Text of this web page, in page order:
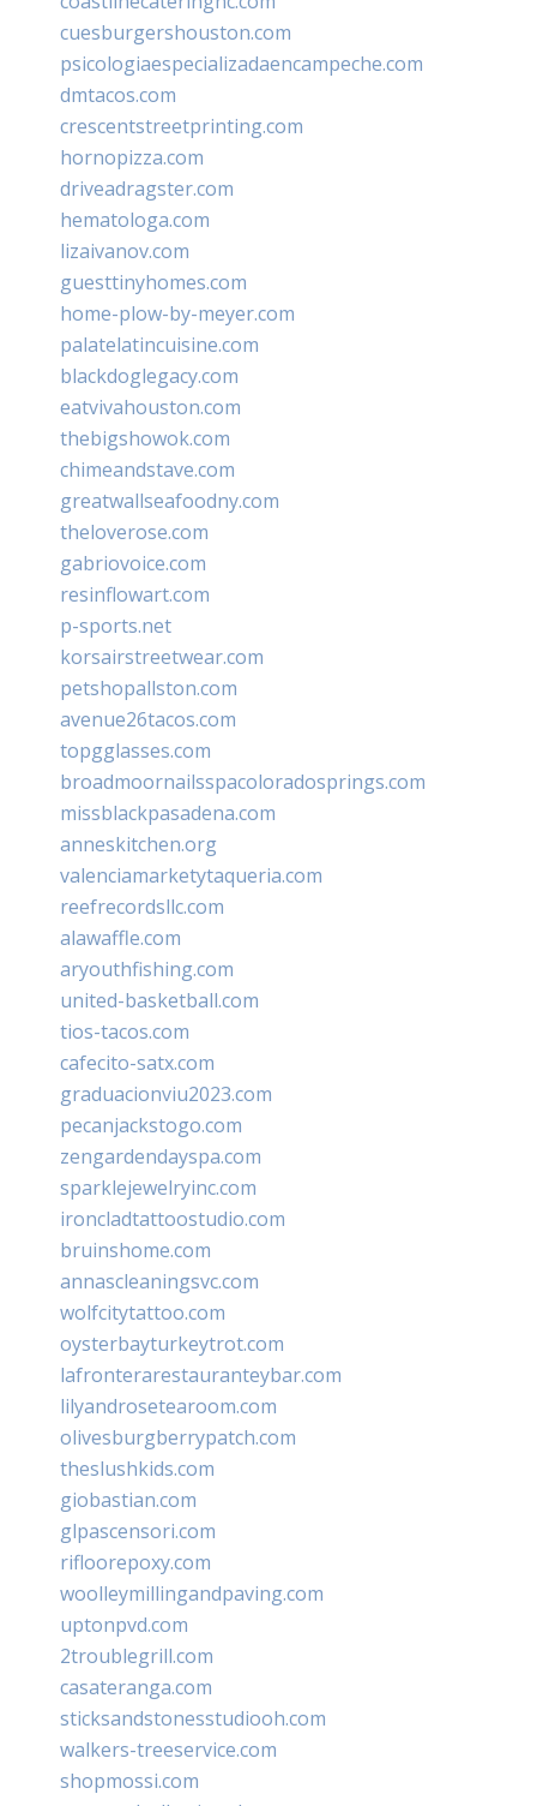
cuesburgershouston.com
psicologiaespecializadaencampeche.com
dmtacos.com
crescentstreetprinting.com
hornopizza.com
driveadragster.com
hematologa.com
lizaivanov.com
guesttinyhomes.com
home-plow-by-meyer.com
palatelatincuisine.com
blackdoglegacy.com
eatvivahouston.com
thebigshowok.com
chimeandstave.com
greatwallseafoodny.com
theloverose.com
gabriovoice.com
resinflowart.com
p-sports.net
korsairstreetwear.com
petshopallston.com
avenue26tacos.com
topgglasses.com
broadmoornailsspacoloradosprings.com
missblackpasadena.com
anneskitchen.org
valenciamarketytaqueria.com
reefrecordsllc.com
alawaffle.com
aryouthfishing.com
united-basketball.com
tios-tacos.com
cafecito-satx.com
graduacionviu2023.com
pecanjackstogo.com
zengardendayspa.com
sparklejewelryinc.com
ironcladtattoostudio.com
bruinshome.com
annascleaningsvc.com
wolfcitytattoo.com
oysterbayturkeytrot.com
lafronterarestauranteybar.com
lilyandrosetearoom.com
olivesburgberrypatch.com
theslushkids.com
giobastian.com
glpascensori.com
rifloorepoxy.com
woolleymillingandpaving.com
uptonpvd.com
2troublegrill.com
casateranga.com
sticksandstonesstudiooh.com
walkers-treeservice.com
shopmossi.com